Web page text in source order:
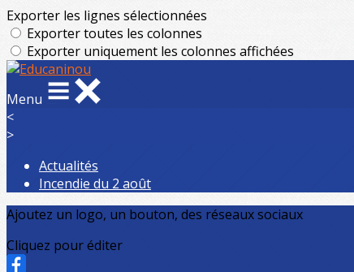
Exporter les lignes sélectionnées
Exporter toutes les colonnes
Exporter uniquement les colonnes affichées
Menu
<
>
Actualités
Incendie du 2 août
Ajoutez un logo, un bouton, des réseaux sociaux
Cliquez pour éditer